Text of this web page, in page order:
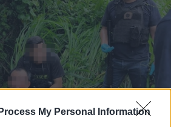
My Personal Information